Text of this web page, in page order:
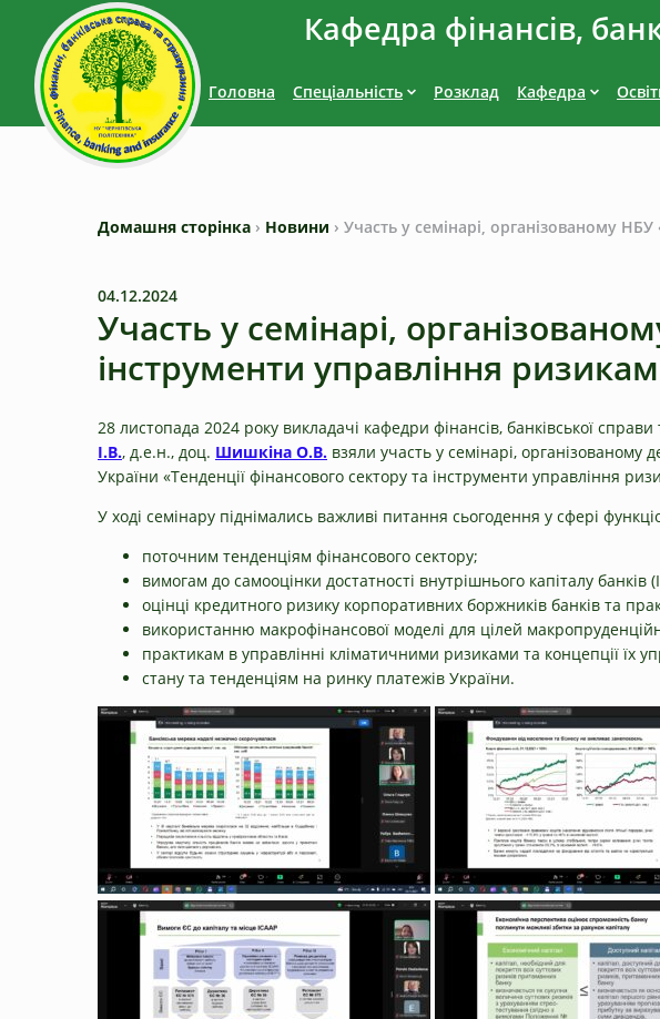
Кафедра фінансів,
Головна Спеціальність Розклад Кафедра
Домашня сторінка › Новини › Участь у семінарі, організованому
04.12.2024
Участь у семінарі,
інструменти управління
28 листопада 2024 року викладачі кафедри фінансів, банківської
І.В., д.е.н., доц. Шишкіна О.В. взяли участь у семінарі, організованому
України «Тенденції фінансового сектору та інструменти управління
У ході семінару піднімались важливі питання сьогодення у сфері
поточним тенденціям фінансового сектору;
вимогам до самооцінки достатності внутрішнього капіталу банків
оцінці кредитного ризику корпоративних боржників банків та
використанню макрофінансової моделі для цілей
практикам в управлінні кліматичними ризиками та концепції їх
стану та тенденціям на ринку платежів України.